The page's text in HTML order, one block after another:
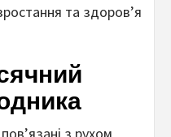
та здоров’я
з рухом